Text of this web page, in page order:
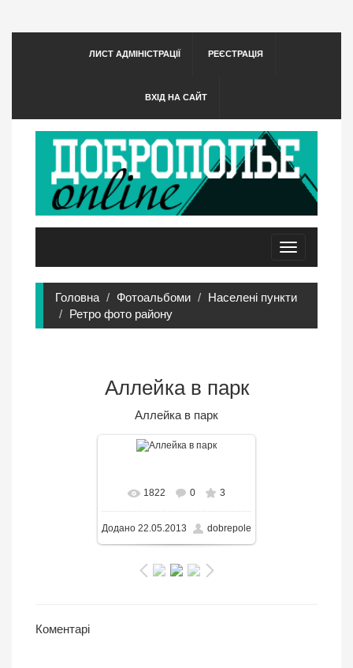
ЛИСТ АДМІНІСТРАЦІЇ РЕЄСТРАЦІЯ
ВХІД НА САЙТ
Toggle
navigation
Головна Фотоальбоми
Населені пункти
Ретро фото району
Аллейка в парк
Аллейка в парк
1023x746/ 160.8KB
1822 0 3
Додано 22.05.2013 dobrepole
Коментарі